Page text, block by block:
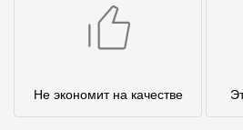
Не экономит на качестве